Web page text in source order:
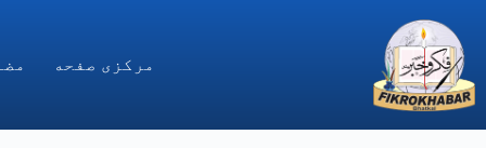
content
مركزى صفحه